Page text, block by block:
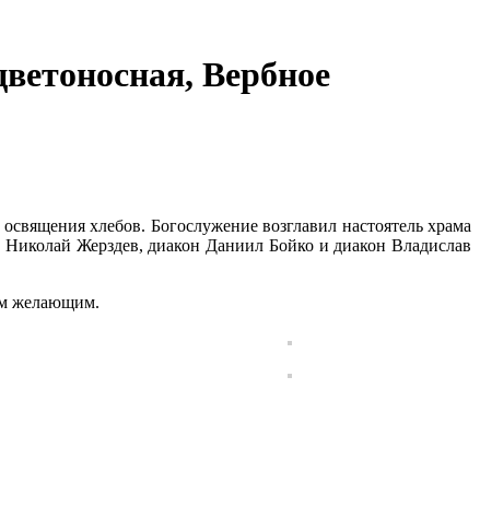
Вербное
хлебов. Богослужение возглавил настоятель храма
Жерздев, диакон Даниил Бойко и диакон Владислав
желающим.